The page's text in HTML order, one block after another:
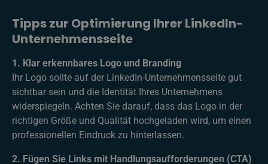
Tipps zur Optimierung Ihrer LinkedIn-
Unternehmensseite
1. Klar erkennbares Logo und Branding
Ihr Logo sollte auf der LinkedIn-Unternehmensseite gut
sichtbar sein und die Identität Ihres Unternehmens
widerspiegeln. Achten Sie darauf, dass das Logo in der
richtigen Größe und Qualität hochgeladen wird, um einen
professionellen Eindruck zu hinterlassen.
2. Fügen Sie Links mit Handlungsaufforderungen (CTA)